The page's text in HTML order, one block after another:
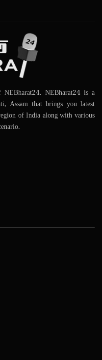
NEBharat24 is a
Assam that brings you latest
of India along with various